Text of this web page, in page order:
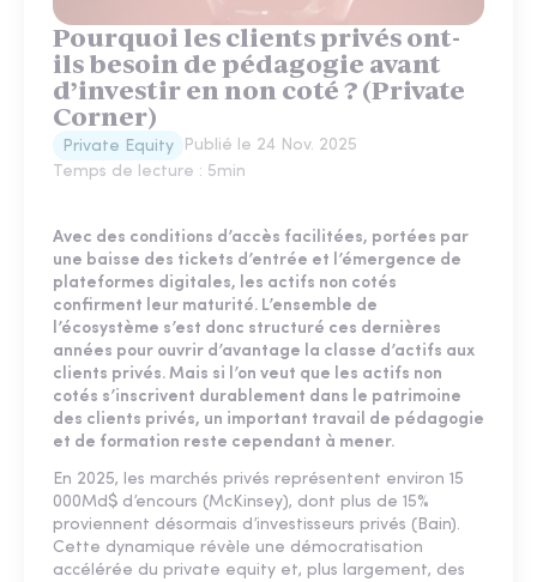
Pourquoi les clients privés ont-
ils besoin de pédagogie avant
d’investir en non coté ? (Private
Corner)
Private Equity Publié le 24 Nov. 2025
Temps de lecture : 5min
Avec des conditions d’accès facilitées, portées par
une baisse des tickets d’entrée et l’émergence de
plateformes digitales, les actifs non cotés
confirment leur maturité. L’ensemble de
l’écosystème s’est donc structuré ces dernières
années pour ouvrir d’avantage la classe d’actifs aux
clients privés. Mais si l’on veut que les actifs non
cotés s’inscrivent durablement dans le patrimoine
des clients privés, un important travail de pédagogie
et de formation reste cependant à mener.
En 2025, les marchés privés représentent environ 15
000Md$ d’encours (McKinsey), dont plus de 15%
proviennent désormais d’investisseurs privés (Bain).
Cette dynamique révèle une démocratisation
accélérée du private equity et, plus largement, des